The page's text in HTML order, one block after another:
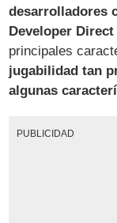
desarrolladores
Developer Direct
principales
jugabilidad tan
algunas
PUBLICIDAD